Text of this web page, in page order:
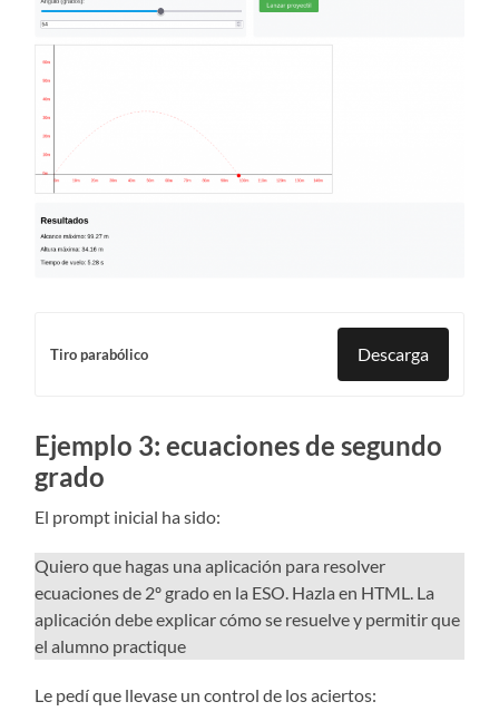
Tiro parabólico Descarga
Ejemplo 3: ecuaciones de segundo
grado
El prompt inicial ha sido:
Quiero que hagas una aplicación para resolver
ecuaciones de 2º grado en la ESO. Hazla en HTML. La
aplicación debe explicar cómo se resuelve y permitir que
el alumno practique
Le pedí que llevase un control de los aciertos: